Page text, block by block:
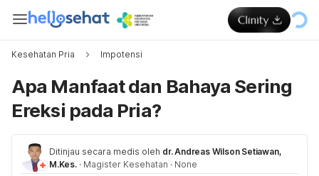
Kesehatan Pria Impotensi
Apa Manfaat dan Bahaya Sering
Ereksi pada Pria?
Ditinjau secara medis oleh dr. Andreas Wilson Setiawan,
M.Kes. · Magister Kesehatan · None